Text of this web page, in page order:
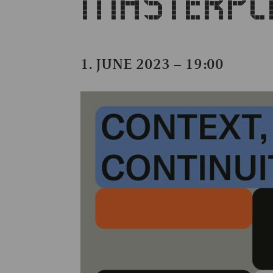
1. JUNE 2023 – 19:00